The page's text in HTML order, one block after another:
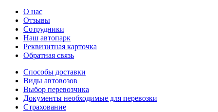
О нас
Отзывы
Сотрудники
Наш автопарк
Реквизитная карточка
Обратная связь
Способы доставки
Виды автовозов
Выбор перевозчика
Документы необходимые для перевозки
Страхование